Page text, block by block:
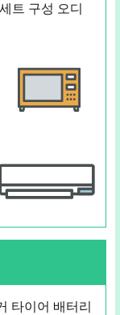
트 구성 오디
타이어 배터리